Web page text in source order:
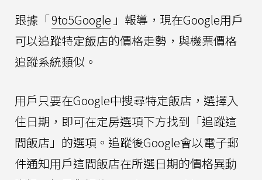
跟據「9to5Google 」報導，現在Google用戶
可以追蹤特定飯店的價格走勢，與機票價格
追蹤系統類似。
用戶只要在Google中搜尋特定飯店，選擇入
住日期，即可在定房選項下方找到「追蹤這
間飯店」的選項。追蹤後Google會以電子郵
件通知用戶這間飯店在所選日期的價格異動